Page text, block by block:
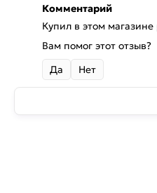
Комментарий
Купил в этом магазине
Вам помог этот отзыв?
Да
Нет